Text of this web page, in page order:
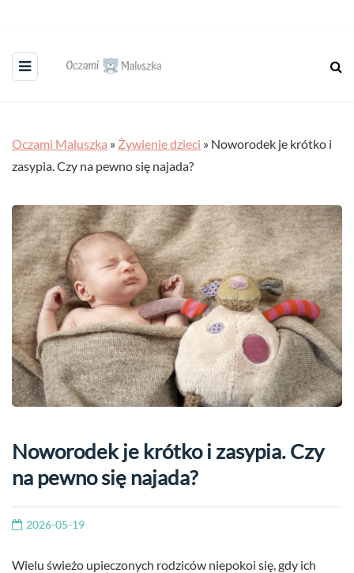
Oczami Maluszka » Żywienie dzieci » Noworodek je krótko i
zasypia. Czy na pewno się najada?
Noworodek je krótko i zasypia. Czy
na pewno się najada?
2026-05-19
Wielu świeżo upieczonych rodziców niepokoi się, gdy ich